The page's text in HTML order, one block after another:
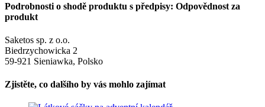
Podrobnosti o shodě produktu s předpisy: Odpovědnost za
produkt
Saketos sp. z o.o.
Biedrzychowicka 2
59-921 Sieniawka, Polsko
Zjistěte, co dalšího by vás mohlo zajímat